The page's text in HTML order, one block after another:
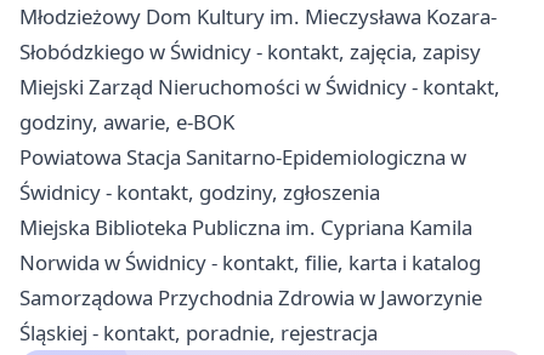
Młodzieżowy Dom Kultury im. Mieczysława Kozara-
Słobódzkiego w Świdnicy - kontakt, zajęcia, zapisy
Miejski Zarząd Nieruchomości w Świdnicy - kontakt,
godziny, awarie, e-BOK
Powiatowa Stacja Sanitarno-Epidemiologiczna w
Świdnicy - kontakt, godziny, zgłoszenia
Miejska Biblioteka Publiczna im. Cypriana Kamila
Norwida w Świdnicy - kontakt, filie, karta i katalog
Samorządowa Przychodnia Zdrowia w Jaworzynie
Śląskiej - kontakt, poradnie, rejestracja